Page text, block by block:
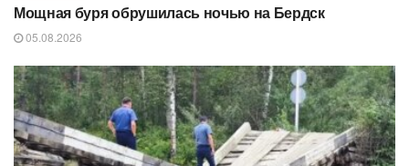
Мощная буря обрушилась ночью на Бердск
05.08.2026